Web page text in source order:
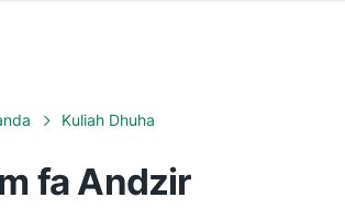
Kuliah Dhuha
fa Andzir